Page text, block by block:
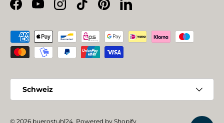
Facebook
YouTubeInstagram
TikTokPinterestLinkedIn
Zahlungsmethoden
Schweiz
© 2026 buerostuhl24. Powered by Shopify